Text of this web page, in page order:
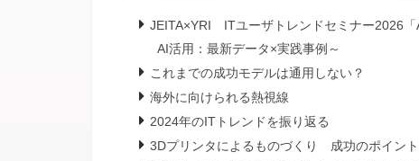
JEITA×YRI ITユーザトレンドセミナー2026
AI活用：最新データ×実践事例～
これまでの成功モデルは通用しない？
海外に向けられる熱視線
2024年のITトレンドを振り返る
3Dプリンタによるものづくり 成功のポイン